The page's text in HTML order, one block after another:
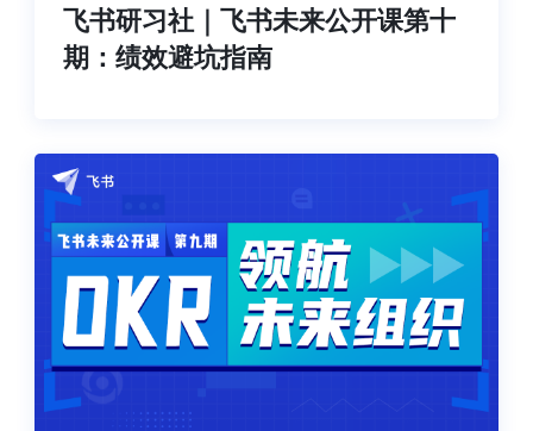
飞书研习社｜飞书未来公开课第十
期：绩效避坑指南